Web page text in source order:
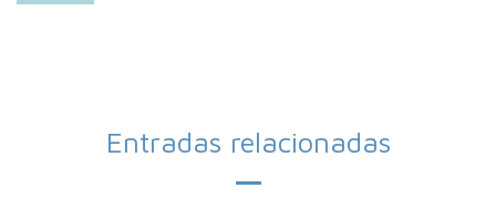
Entradas relacionadas